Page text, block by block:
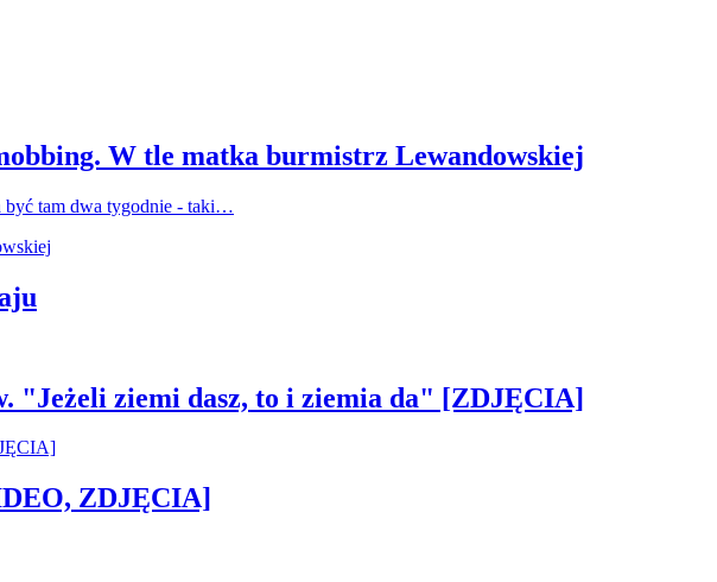
W tle matka burmistrz Lewandowskiej
być tam dwa tygodnie - taki…
"Jeżeli ziemi dasz, to i ziemia da" [ZDJĘCIA]
ZDJĘCIA]